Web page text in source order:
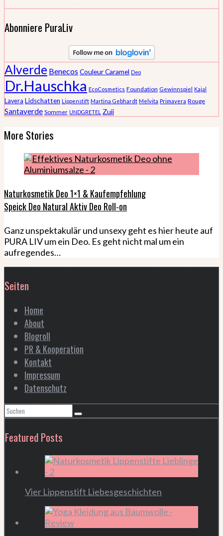
Abonniere PuraLiv
Alverde BenecosCouleur Caramel Deo
Dr.Hauschka EcoCosmetics Foundation Gewinnspiel Kajal
Lavera Lidschatten Lippenstift Martina Gebhardt Melvita Primavera Rouge
Santaverde Sommer UNDGRETEL Zuii
More Stories
Naturkosmetik Deo 1×1 & Kaufempfehlung
Speick Deo Natural Aktiv Deo Roll-on
Ganz unspektakulär und unsexy geht es hier heute auf
PURA LIV um ein Deo. Es geht nicht mal um ein
aufregendes…
Seiten
Home
About
Blogroll
PR & Kooperation
Kontakt
Impressum
Datenschutz
Featured Posts
Vier Lippenstift Liebesgeschichten